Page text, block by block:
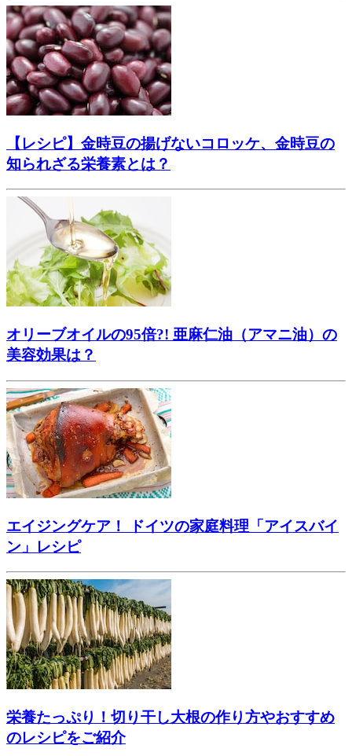
【レシピ】金時豆の揚げないコロッケ、金時豆の
知られざる栄養素とは？
オリーブオイルの95倍?! 亜麻仁油（アマニ油）の
美容効果は？
エイジングケア！ ドイツの家庭料理「アイスバイ
ン」レシピ
栄養たっぷり！切り干し大根の作り方やおすすめ
のレシピをご紹介